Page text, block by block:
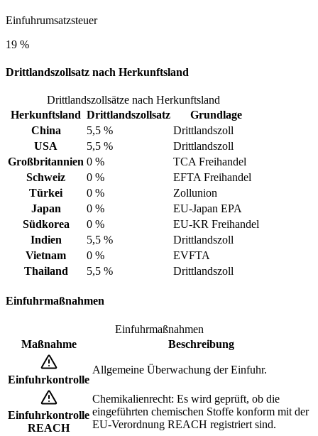
Einfuhrumsatzsteuer
19 %
Drittlandszollsatz nach Herkunftsland
Drittlandszollsätze nach Herkunftsland
Herkunftsland Drittlandszollsatz
Grundlage
China
5,5 %
Drittlandszoll
USA
5,5 %
Drittlandszoll
Großbritannien 0 %
TCA Freihandel
Schweiz
0 %
EFTA Freihandel
Türkei
0 %
Zollunion
Japan
0 %
EU-Japan EPA
Südkorea
0 %
EU-KR Freihandel
Indien
5,5 %
Drittlandszoll
Vietnam
0 %
EVFTA
Thailand
5,5 % Drittlandszoll
Einfuhrmaßnahmen
Einfuhrmaßnahmen
Maßnahme
Beschreibung
Einfuhrkontrolle
Allgemeine Überwachung der Einfuhr.
Einfuhrkontrolle
REACH
Chemikalienrecht: Es wird geprüft, ob die
eingeführten chemischen Stoffe konform mit der
EU-Verordnung REACH registriert sind.